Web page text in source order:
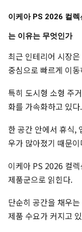
이케아 PS 2026 컬
는 이유는 무엇인가
최근 인테리어 시장
중심으로 빠르게 이
특히 도시형 소형 주
화를 가속화하고 있다.
한 공간 안에서 휴식,
우가 많아졌기 때문
이케아 PS 2026 컬
제품군으로 읽힌다.
단순히 공간을 채우
제품 수요가 커지고